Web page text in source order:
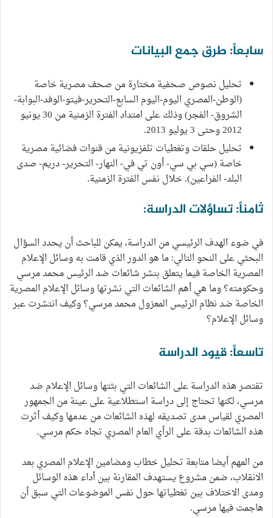
سابعاً: طرق جمع البيانات
تحليل نصوص صحفية مختارة من صحف مصرية خاصة
(الوطن-المصري اليوم-اليوم السابع-التحرير-فيتو-الوفد-البوابة-
الشروق- الفجر) وذلك على امتداد الفترة الزمنية من 30 يونيو
2012 وحتى 3 يوليو 2013.
تحليل حلقات وتغطيات تلفزيونية من قنوات فضائية مصرية
خاصة (سي بي سي- أون تي في- النهار- التحرير- دريم- صدى
البلد- الفراعين). خلال نفس الفترة الزمنية.
ثامناً: تساؤلات الدراسة:
في ضوء الهدف الرئيسي من الدراسة، يمكن للباحث أن يحدد السؤال
البحثي على النحو التالي: ما هو الدور الذي قامت به وسائل الإعلام
المصرية الخاصة فيما يتعلق بنشر شائعات ضد الرئيس محمد مرسي
وحكومته؟ وما هي أهم الشائعات التي نشرتها وسائل الإعلام المصرية
الخاصة ضد نظام الرئيس المعزول محمد مرسي؟ وكيف انتشرت عبر
وسائل الإعلام؟
تاسعاً: قيود الدراسة
تقتصر هذه الدراسة على الشائعات التي بثتها وسائل الإعلام ضد
مرسي، لكنها تحتاج إلى دراسة استطلاعية على عينة من الجمهور
المصري لقياس مدى تصديقه لهذه الشائعات من عدمها وكيف أثرت
هذه الشائعات بدقة على الرأي العام المصري تجاه حكم مرسي.
من المهم أيضا متابعة تحليل خطاب ومضامين الإعلام المصري بعد
الانقلاب، ضمن مشروع يستهدف المقارنة بين أداء هذه الوسائل
ومدى الاختلاف بين تغطياتها حول نفس الموضوعات التي سبق أن
هاجمت فيها مرسي.